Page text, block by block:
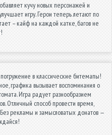
кучу новых персонажей и
игру. Герои теперь летают по
– кайф на каждой катке, багов не
в классические битемапы!
графика вызывает воспоминания о
Игра радует разнообразием
Отличный способ провести время,
рекламы и замысловатых донатов —